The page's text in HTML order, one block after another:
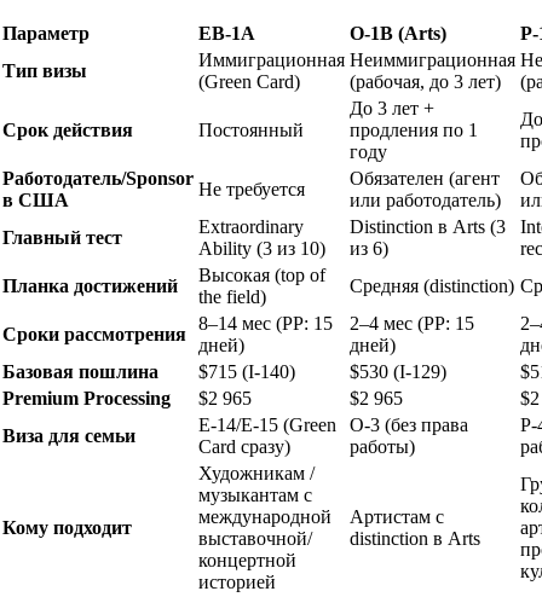
Параметр EB-1A O-1B (Arts)
P-
Тип визы
Иммиграционная
(Green Card)
Неиммиграционная
(рабочая, до 3 лет)
Срок действия Постоянный
До 3 лет +
продления по 1
году
Работодатель/Sponsor
в США
Не требуется
Обязателен (агент
или работодатель)
Главный тест
Extraordinary
Ability (3 из 10)
Distinction в Arts (3
из 6)
Планка достижений
Высокая (top of
the field)
Средняя (distinction)
Сроки рассмотрения
8–14 мес (PP: 15
дней)
2–4 мес (PP: 15
дней)
Базовая пошлина
$715 (I-140) $530 (I-129)
Premium Processing
$2 965 $2 965
Виза для семьи
E-14/E-15 (Green
Card сразу)
O-3 (без права
работы)
P-
Кому подходит
Художникам /
музыкантам с
международной
выставочной/
концертной
историей
Артистам с
distinction в Arts